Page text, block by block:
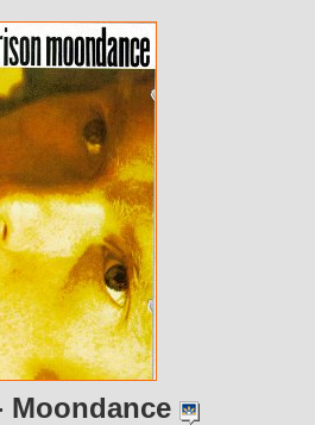
Moondance